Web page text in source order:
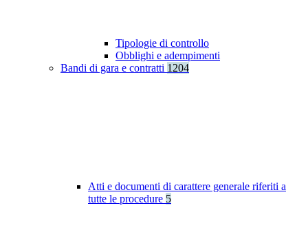
Tipologie di controllo
Obblighi e adempimenti
Bandi di gara e contratti 1204
Atti e documenti di carattere generale riferiti a
tutte le procedure 5